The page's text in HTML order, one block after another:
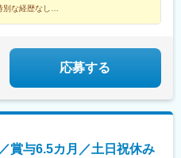
、早島駅、高瀬駅(香川県)、滝の茶
駅、山田西町駅、廿日市駅、広
駅、東野尻駅、三沢駅(青森県)、板
幅駅、扇田駅、十文字駅、原ノ町
富雄駅、芳賀台駅、安芸駅、土佐山
な経歴なし
リアルな声を集めました。
事へ▼
応募する
賞与6.5カ月／土日祝休み